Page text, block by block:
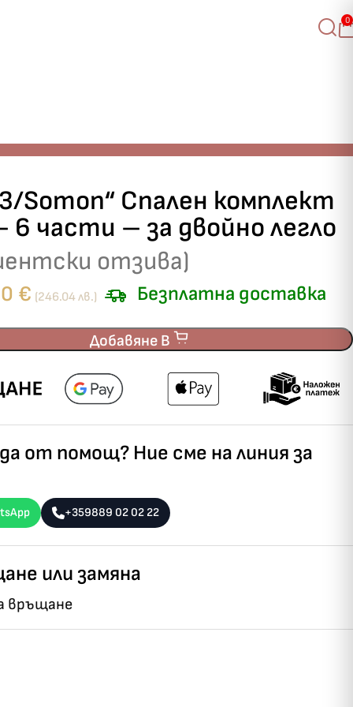
0
Somon“ Спален комплект
части – за двойно легло
отзива)
€ (246.04 лв.) Безплатна доставка
Добавяне В
от помощ? Ние сме на линия за
+359889 02 02 22
или замяна
връщане